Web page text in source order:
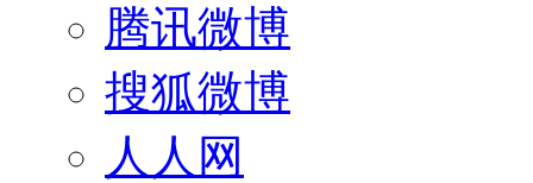
腾讯微博
搜狐微博
人人网